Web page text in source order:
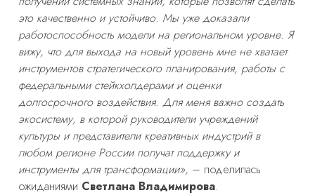
это качественно и устойчиво. Мы уже доказали
работоспособность модели на региональном уровне. Я
вижу, что для выхода на новый уровень мне не хватает
инструментов стратегического планирования, работы с
федеральными стейкхолдерами и оценки
долгосрочного воздействия. Для меня важно создать
экосистему, в которой руководители учреждений
культуры и представители креативных индустрий в
любом регионе России получат поддержку и
инструменты для трансформации», – поделилась
ожиданиями Светлана Владимирова.